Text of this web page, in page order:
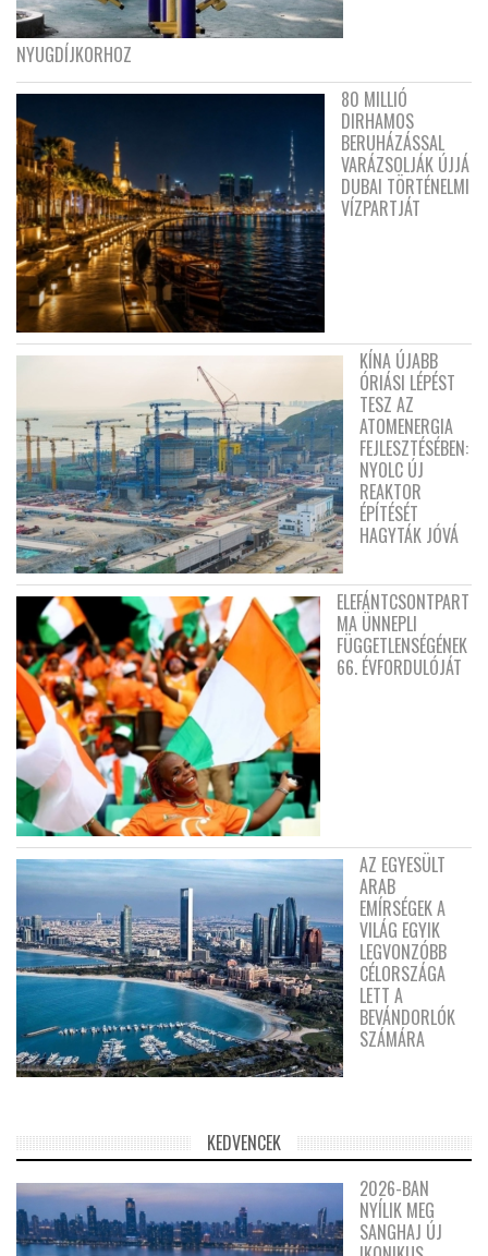
NYUGDÍJKORHOZ
80 MILLIÓ
DIRHAMOS
BERUHÁZÁSSAL
VARÁZSOLJÁK ÚJJÁ
DUBAI TÖRTÉNELMI
VÍZPARTJÁT
KÍNA ÚJABB
ÓRIÁSI LÉPÉST
TESZ AZ
ATOMENERGIA
FEJLESZTÉSÉBEN:
NYOLC ÚJ
REAKTOR
ÉPÍTÉSÉT
HAGYTÁK JÓVÁ
ELEFÁNTCSONTPART
MA ÜNNEPLI
FÜGGETLENSÉGÉNEK
66. ÉVFORDULÓJÁT
AZ EGYESÜLT
ARAB
EMÍRSÉGEK A
VILÁG EGYIK
LEGVONZÓBB
CÉLORSZÁGA
LETT A
BEVÁNDORLÓK
SZÁMÁRA
KEDVENCEK
2026-BAN
NYÍLIK MEG
SANGHAJ ÚJ